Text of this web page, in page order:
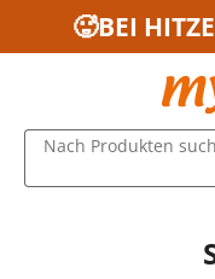
Zum Hauptinhalt
Zur Navigation
Zur Suche springen
🥵BEI
Nach Produkten